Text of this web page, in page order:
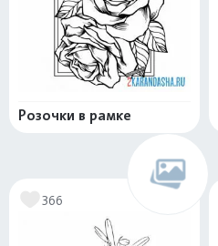
Розочки в рамке
366